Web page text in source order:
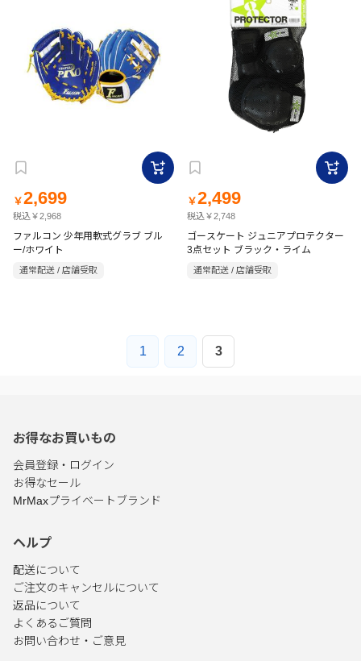
￥2,699
税込￥2,968
ファルコン 少年用軟式グラブ ブル
ー/ホワイト
通常配送 / 店舗受取
￥2,499
税込￥2,748
ゴースケート ジュニアプロテクター
3点セット ブラック・ライム
通常配送 / 店舗受取
1 2 3
お得なお買いもの
会員登録・ログイン
お得なセール
MrMaxプライベートブランド
ヘルプ
配送について
ご注文のキャンセルについて
返品について
よくあるご質問
お問い合わせ・ご意見